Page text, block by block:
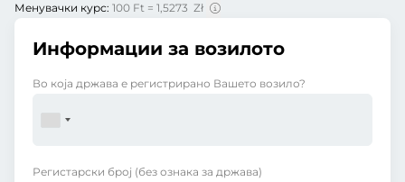
Менувачки курс: 100 Ft = 1,5273 Zł
Информации за возилото
Во која држава е регистрирано Вашето возило?
Регистарски број (без ознака за држава)